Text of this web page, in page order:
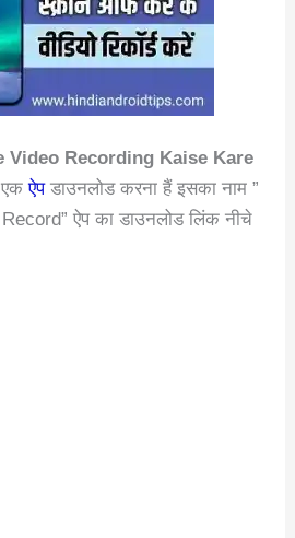
Video Recording Kaise Kare
ऐपडाउनलोड करना हैं इसका नाम ”
ऐप का डाउनलोड लिंक नीचे